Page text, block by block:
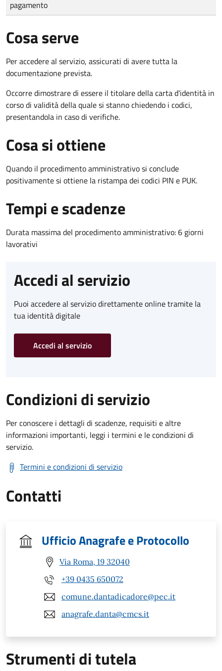
pagamento
Cosa serve
Per accedere al servizio, assicurati di avere tutta la
documentazione prevista.
Occorre dimostrare di essere il titolare della carta d'identità in
corso di validità della quale si stanno chiedendo i codici,
presentandola in caso di verifiche.
Cosa si ottiene
Quando il procedimento amministrativo si conclude
positivamente si ottiene la ristampa dei codici PIN e PUK.
Tempi e scadenze
Durata massima del procedimento amministrativo: 6 giorni
lavorativi
Accedi al servizio
Puoi accedere al servizio direttamente online tramite la
tua identità digitale
Accedi al servizio
Condizioni di servizio
Per conoscere i dettagli di scadenze, requisiti e altre
informazioni importanti, leggi i termini e le condizioni di
servizio.
Termini e condizioni di servizio
Contatti
Ufficio Anagrafe e Protocollo
Via Roma, 19 32040
+39 0435 650072
comune.dantadicadore@pec.it
anagrafe.danta@cmcs.it
Strumenti di tutela